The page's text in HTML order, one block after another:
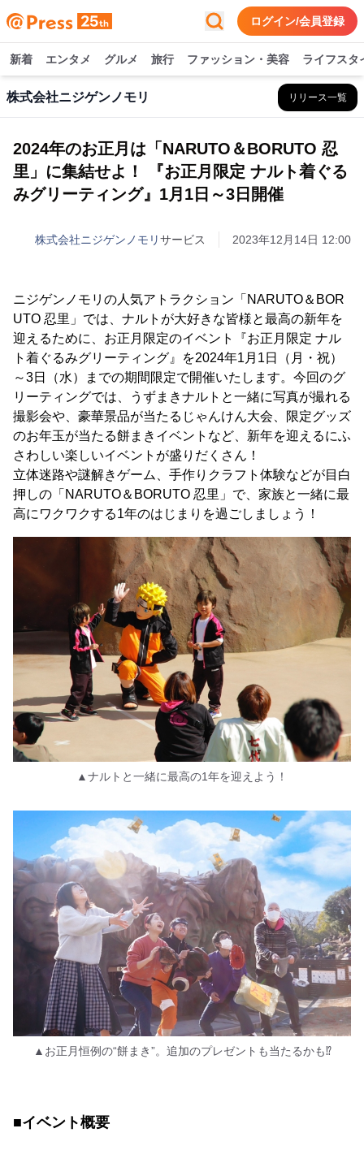
ログイン/会員登録
新着 エンタメ グルメ 旅行 ファッション・美容 ライフスタ
株式会社ニジゲンノモリ リリース一覧
2024年のお正月は「NARUTO＆BORUTO 忍
里」に集結せよ！ 『お正月限定 ナルト着ぐる
みグリーティング』1月1日～3日開催
株式会社ニジゲンノモリサービス 2023年12月14日 12:00
ニジゲンノモリの人気アトラクション「NARUTO＆BOR
UTO 忍里」では、ナルトが大好きな皆様と最高の新年を
迎えるために、お正月限定のイベント『お正月限定 ナル
ト着ぐるみグリーティング』を2024年1月1日（月・祝）
～3日（水）までの期間限定で開催いたします。今回のグ
リーティングでは、うずまきナルトと一緒に写真が撮れる
撮影会や、豪華景品が当たるじゃんけん大会、限定グッズ
のお年玉が当たる餅まきイベントなど、新年を迎えるにふ
さわしい楽しいイベントが盛りだくさん！
立体迷路や謎解きゲーム、手作りクラフト体験などが目白
押しの「NARUTO＆BORUTO 忍里」で、家族と一緒に最
高にワクワクする1年のはじまりを過ごしましょう！
▲ナルトと一緒に最高の1年を迎えよう！
▲お正月恒例の“餅まき”。追加のプレゼントも当たるかも⁉
■イベント概要